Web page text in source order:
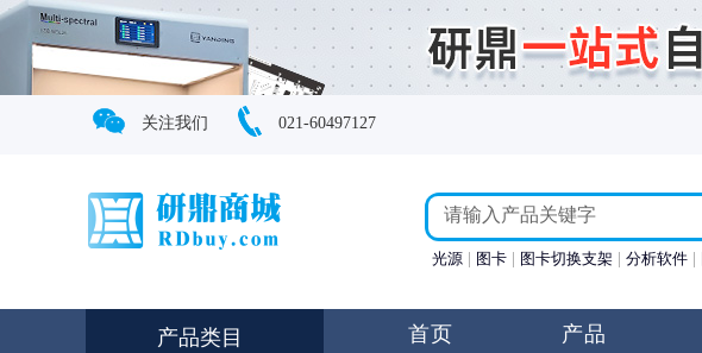
关注我们 021-60497127
光源 图卡 图卡切换支架 分析软件
产品类目 首页 产品